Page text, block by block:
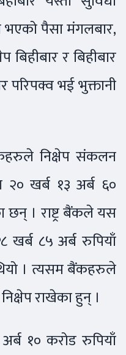
पैसा मंगलबार,
र बिहीबार
भई भुक्तानी
निक्षेप संकलन
२० खर्ब १३ अर्ब ६०
छन् । राष्ट्र बैंकले यस
८५ अर्ब रुपियाँ
थियो । त्यसम बैंकहरुले
राखेका हुन् ।
१० करोड रुपियाँ